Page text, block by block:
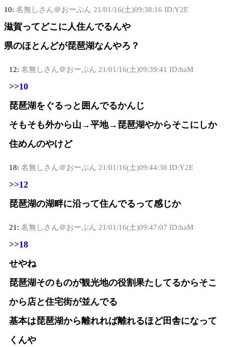
10: 名無しさん＠おーぷん 21/01/16(土)09:38:16 ID:Y2E
滋賀ってどこに人住んでるんや
県のほとんどが琵琶湖なんやろ？
12: 名無しさん＠おーぷん 21/01/16(土)09:39:41 ID:haM
>>10
琵琶湖をぐるっと囲んでるかんじ
そもそも外から山→平地→琵琶湖やからそこにしか
住めんのやけど
18: 名無しさん＠おーぷん 21/01/16(土)09:44:38 ID:Y2E
>>12
琵琶湖の湖畔に沿って住んでるって感じか
21: 名無しさん＠おーぷん 21/01/16(土)09:47:07 ID:haM
>>18
せやね
琵琶湖そのものが観光地の役割果たしてるからそこ
から店と住宅街が並んでる
基本は琵琶湖から離れれば離れるほど田舎になって
くんや